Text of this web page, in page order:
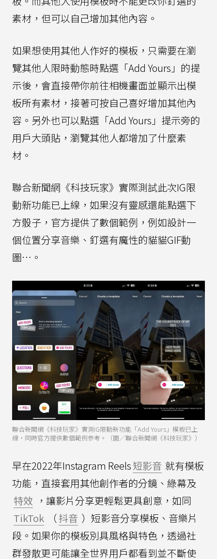
素材，但可以自己增加其他內容。
如果想使用其他人作好的模板，只需要在瀏
覽其他人限時動態時點選「Add Yours」的提
示後，會直接帶你前往相機畫面並顯示出模
板所有素材，接著可按自己喜好增加其他內
容。另外也可以點選「Add Yours」提示旁的
用戶大頭貼，瀏覽其他人都增加了什麼素
材。
聯合新聞網《科技玩家》實際測試此次IG限
動新功能已上線，如果沒有靈感還能點選下
方骰子，官方提供了數個範例，例如設計一
個位置分享音樂、釘選有魔性的貓貓GIF動
圖…。
聯合新聞網《科技玩家》實測IG限動新功能「Add Yours」模板已上
線，同時官方提供數個範例參考。（圖／聯合新聞網《科技玩家》）
早在2022年Instagram Reels短影音 就有模板
功能，直接套用其他創作者的分鏡、綠幕及
特效 ，讓影片分享更輕鬆更具創意，如同
TikTok
（抖音 ）短影音分享模板、音樂片
段。如果你的模板別具風格與特色，透過社
群發散更可能讓全世界用戶都看到並不斷使